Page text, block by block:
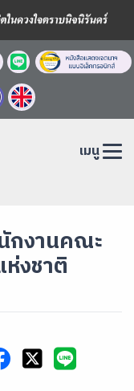
เมนู
งานคณะ
งชาติ